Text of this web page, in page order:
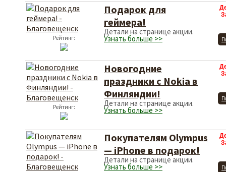
Рейтинг:
Подарок для
геймера!
Детали на странице акции.
Узнать больше >>
Рейтинг:
Новогодние
праздники с Nokia в
Финляндии!
Детали на странице акции.
Узнать больше >>
Покупателям Olympus
— iPhone в подарок!
Детали на странице акции.
Узнать больше >>